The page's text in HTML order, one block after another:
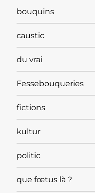
bouquins
caustic
du vrai
Fessebouqueries
fictions
kultur
politic
que fœtus là ?